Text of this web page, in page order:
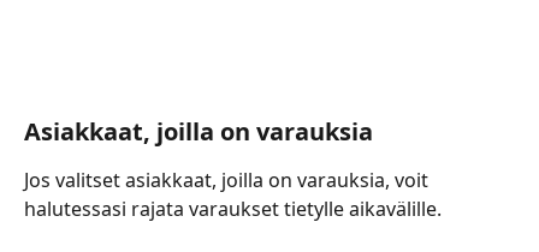
Asiakkaat, joilla on varauksia
Jos valitset asiakkaat, joilla on varauksia, voit
halutessasi rajata varaukset tietylle aikavälille.